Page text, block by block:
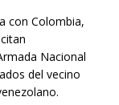
con Colombia,
Nacional
del vecino